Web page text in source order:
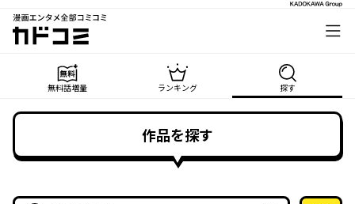
漫画エンタメ全部コミコミ
カドコミ
無料話増量 ランキング 探す
作品を探す